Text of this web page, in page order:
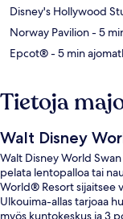
Disney's Hollywood
Norway Pavilion- 5
Epcot®- 5 min
Tietoja
Walt Disney
Walt Disney World
pelata lentopalloa tai
World® Resort sijaitsee
Ulkouima-allas tarjoaa
myös kuntokeskus ja 3